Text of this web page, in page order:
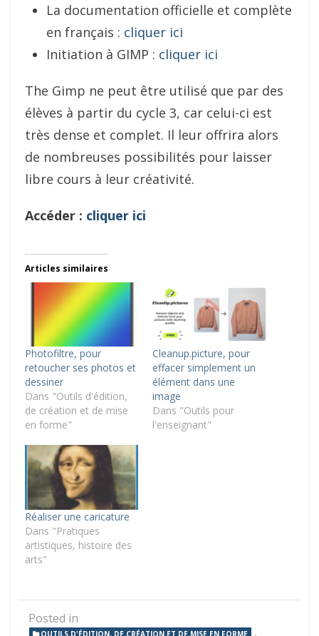
La documentation officielle et complète
en français : cliquer ici
Initiation à GIMP : cliquer ici
The Gimp ne peut être utilisé que par des
élèves à partir du cycle 3, car celui-ci est
très dense et complet. Il leur offrira alors
de nombreuses possibilités pour laisser
libre cours à leur créativité.
Accéder : cliquer ici
Articles similaires
Photofiltre, pour
retoucher ses photos et
dessiner
Dans "Outils d'édition,
de création et de mise
en forme"
Cleanup.picture, pour
effacer simplement un
élément dans une
image
Dans "Outils pour
l'enseignant"
Réaliser une caricature
Dans "Pratiques
artistiques, histoire des
arts"
Posted in
,